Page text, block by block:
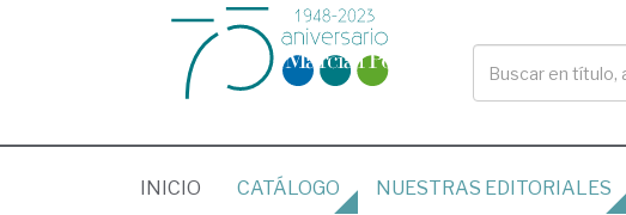
INICIO (CURRENT)
CATÁLOGO NUESTRAS EDITORIALES